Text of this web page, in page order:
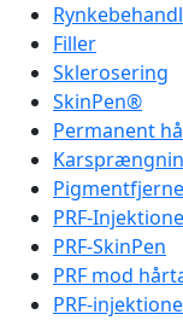
Filler
Sklerosering
SkinPen®
Permanent
PRF-
PRF-SkinPen
PRF mod
PRF-